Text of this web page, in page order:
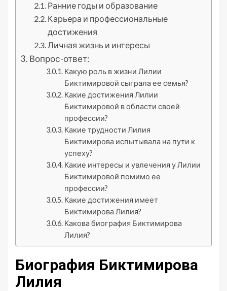
Ранние годы и образование
Карьера и профессиональные
достижения
Личная жизнь и интересы
Вопрос-ответ:
Какую роль в жизни Лилии
Биктимировой сыграла ее семья?
Какие достижения Лилии
Биктимировой в области своей
профессии?
Какие трудности Лилия
Биктимирова испытывала на пути к
успеху?
Какие интересы и увлечения у Лилии
Биктимировой помимо ее
профессии?
Какие достижения имеет
Биктимирова Лилия?
Какова биография Биктимирова
Лилия?
Биография Биктимирова
Лилия